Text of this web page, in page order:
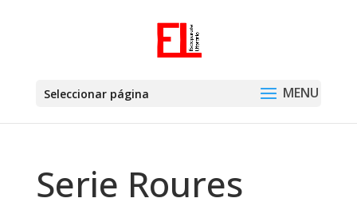
Seleccionar página
Serie Roures